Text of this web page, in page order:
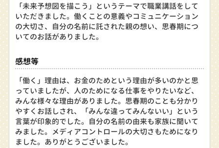
「未来予想図を描こう」というテーマで職業講話をして
いただきました。働くことの意義やコミュニケーション
の大切さ、自分の名前に託された親の想い、思春期につ
いてのお話がありました。
感想等
「働く」理由は、お金のためという理由が多いのかと思
っていましたが、人のためになる仕事をやりたいなど、
みんな様々な理由がありました。思春期のことも分かり
やすくお話しされ、「みんな違ってみんないい」という
言葉が印象的でした。自分の名前の由来も家族に聞いて
みました。メディアコントロールの大切さもためになり
ました。ありがとうございました。